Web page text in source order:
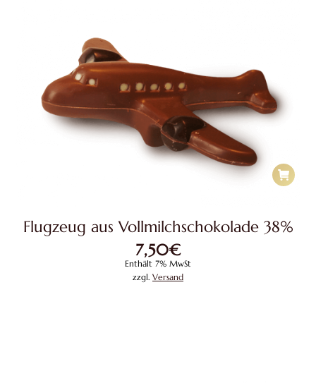
Flugzeug aus Vollmilchschokolade 38%
7,50€
Enthält 7% MwSt
zzgl. Versand